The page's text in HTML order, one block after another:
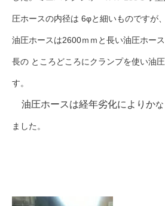
圧ホースの内径は 6φと細いものですが
油圧ホースは2600ｍｍと長い油圧ホー
長の ところどころにクランプを使い油
す。
油圧ホースは経年劣化によりか
ました。